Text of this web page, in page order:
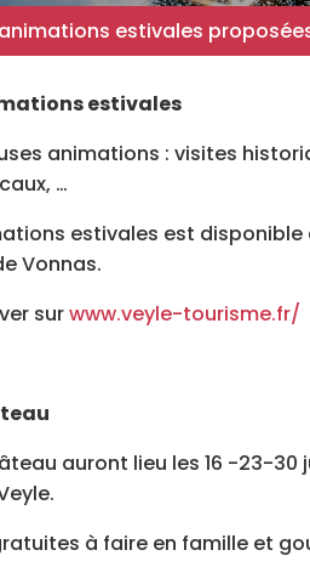
estivales
estivales
animations : visites
…
estivales est
Vonnas.
surwww.veyle-tourisme.fr/
auront lieu les 16 -23-30
à faire en famille et